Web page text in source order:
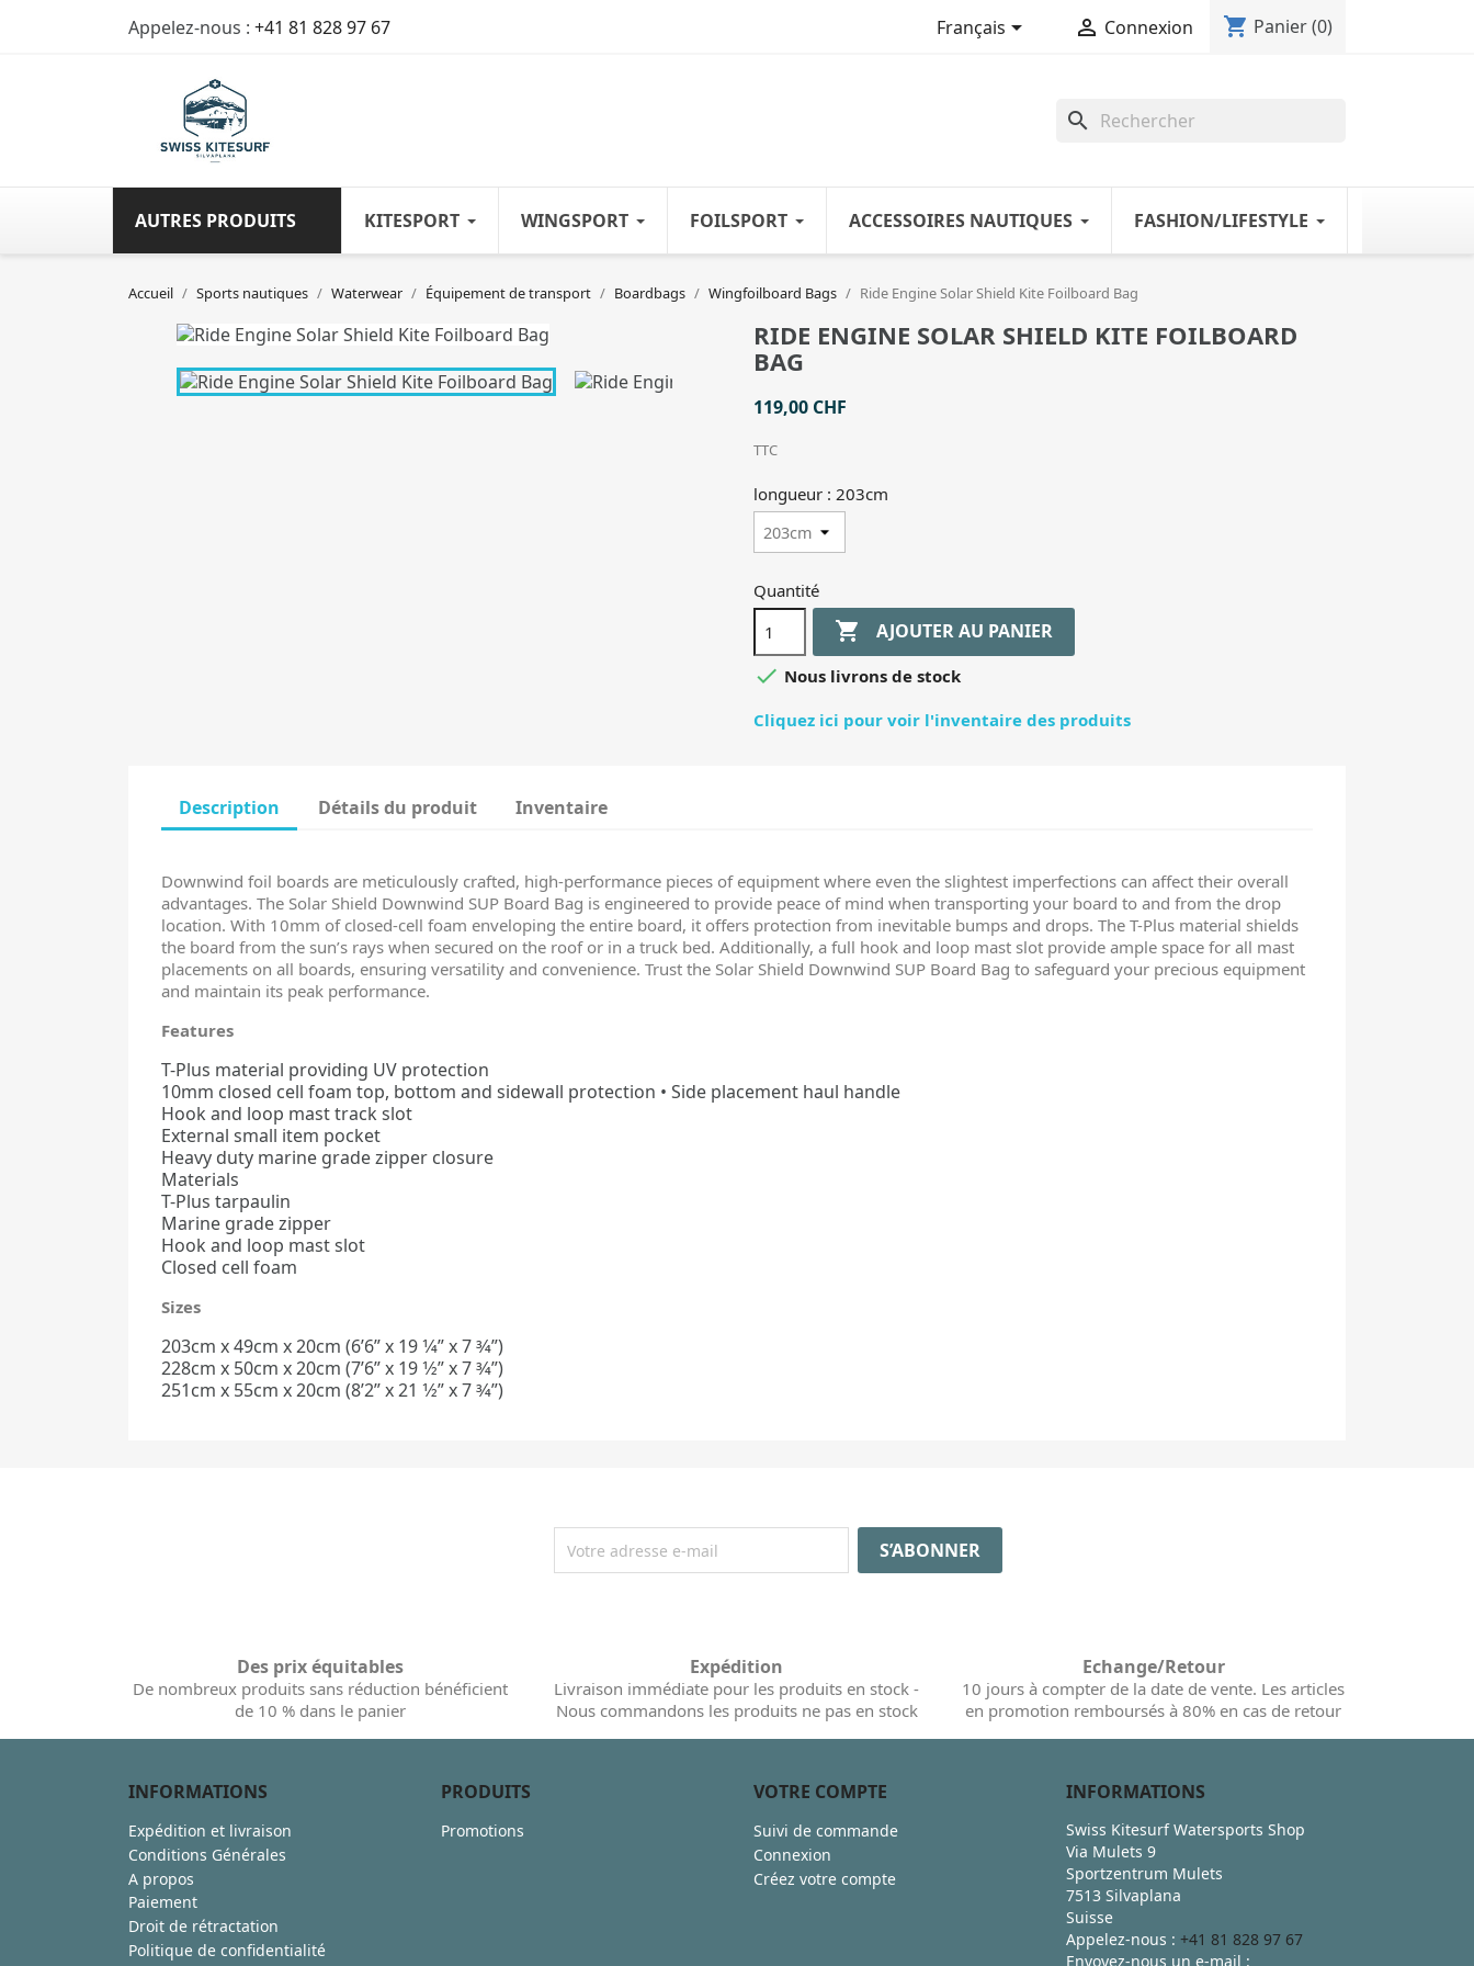
Appelez-nous : +41 81 828 97 67 Français  Connexion shopping_cart Panier(0)
search
AUTRES PRODUITS KITESPORT WINGSPORT FOILSPORT ACCESSOIRES NAUTIQUES FASHION/LIFESTYLE
Accueil Sports nautiques Waterwear Équipement de transport Boardbags Wingfoilboard Bags Ride Engine Solar Shield Kite Foilboard Bag
RIDE ENGINE SOLAR SHIELD KITE FOILBOARD
BAG
119,00 CHF
TTC
longueur : 203cm
Quantité
 AJOUTER AU PANIER
 Nous livrons de stock
Cliquez ici pour voir l'inventaire des produits
Description Détails du produit Inventaire
Downwind foil boards are meticulously crafted, high-performance pieces of equipment where even the slightest imperfections can affect their overall
advantages. The Solar Shield Downwind SUP Board Bag is engineered to provide peace of mind when transporting your board to and from the drop
location. With 10mm of closed-cell foam enveloping the entire board, it offers protection from inevitable bumps and drops. The T-Plus material shields
the board from the sun’s rays when secured on the roof or in a truck bed. Additionally, a full hook and loop mast slot provide ample space for all mast
placements on all boards, ensuring versatility and convenience. Trust the Solar Shield Downwind SUP Board Bag to safeguard your precious equipment
and maintain its peak performance.
Features
T-Plus material providing UV protection
10mm closed cell foam top, bottom and sidewall protection • Side placement haul handle
Hook and loop mast track slot
External small item pocket
Heavy duty marine grade zipper closure
Materials
T-Plus tarpaulin
Marine grade zipper
Hook and loop mast slot
Closed cell foam
Sizes
203cm x 49cm x 20cm (6’6” x 19 1⁄4” x 7 3⁄4”)
228cm x 50cm x 20cm (7’6” x 19 1⁄2” x 7 3⁄4”)
251cm x 55cm x 20cm (8’2” x 21 1⁄2” x 7 3⁄4”)
Des prix équitables
De nombreux produits sans réduction bénéficient
de 10 % dans le panier
Expédition
Livraison immédiate pour les produits en stock -
Nous commandons les produits ne pas en stock
Echange/Retour
10 jours à compter de la date de vente. Les articles
en promotion remboursés à 80% en cas de retour
INFORMATIONS
Expédition et livraison
Conditions Générales
A propos
Paiement
Droit de rétractation
Politique de confidentialité
PRODUITS
Promotions
VOTRE COMPTE
Suivi de commande
Connexion
Créez votre compte
INFORMATIONS
Swiss Kitesurf Watersports Shop
Via Mulets 9
Sportzentrum Mulets
7513 Silvaplana
Suisse
Appelez-nous : +41 81 828 97 67
Envoyez-nous un e-mail :